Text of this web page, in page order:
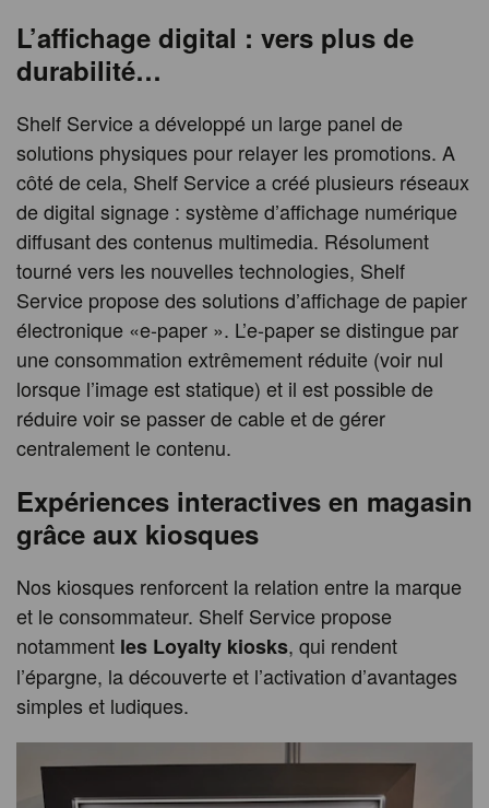
L’affichage digital : vers plus de
durabilité…
Shelf Service a développé un large panel de
solutions physiques pour relayer les promotions. A
côté de cela, Shelf Service a créé plusieurs réseaux
de digital signage : système d’affichage numérique
diffusant des contenus multimedia. Résolument
tourné vers les nouvelles technologies, Shelf
Service propose des solutions d’affichage de papier
électronique «e-paper ». L’e-paper se distingue par
une consommation extrêmement réduite (voir nul
lorsque l’image est statique) et il est possible de
réduire voir se passer de cable et de gérer
centralement le contenu.
Expériences interactives en magasin
grâce aux kiosques
Nos kiosques renforcent la relation entre la marque
et le consommateur. Shelf Service propose
notamment les Loyalty kiosks, qui rendent
l’épargne, la découverte et l’activation d’avantages
simples et ludiques.